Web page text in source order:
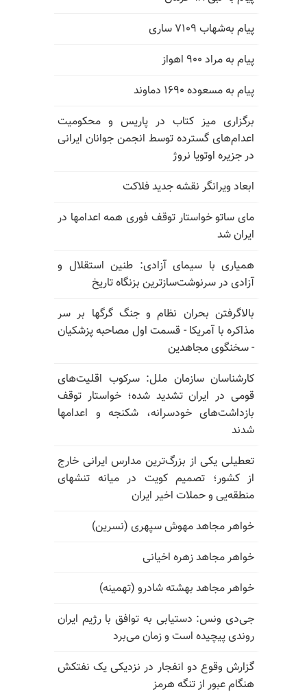
پیام به‌شهاب ۷۱۰۹ ساری
پیام به مراد ۹۰۰ اهواز
پیام به مسعوده ۱۶۹۰ دماوند
برگزاری میز کتاب در پاریس و محکومیت
اعدام‌های گسترده توسط انجمن جوانان ایرانی
در جزیره اوتویا نروژ
ابعاد ویرانگر نقشه جدید فلاکت
مای ساتو خواستار توقف فوری همه اعدامها در
ایران شد
همیاری با سیمای آزادی: طنین استقلال و
آزادی در سرنوشت‌سازترین بزنگاه تاریخ
بالا‌گرفتن بحران نظام و جنگ گرگها بر سر
مذاکره با آمریکا - قسمت اول مصاحبه پزشکیان
- سخنگوی مجاهدین
کارشناسان سازمان ملل: سرکوب اقلیت‌های
قومی در ایران تشدید شده؛ خواستار توقف
بازداشت‌های خودسرانه، شکنجه و اعدامها
شدند
تعطیلی یکی از بزرگ‌ترین مدارس ایرانی خارج
از کشور؛ تصمیم کویت در میانه تنشهای
منطقه‌یی و حملات اخیر ایران
خواهر مجاهد مهوش سپهری (نسرین)
خواهر مجاهد زهره اخیانی
خواهر مجاهد بهشته شادرو (تهمینه)
جی‌دی ونس: دستیابی به توافق با رژیم ایران
روندی پیچیده است و زمان می‌برد
گزارش وقوع دو انفجار در نزدیکی یک نفتکش
هنگام عبور از تنگه هرمز